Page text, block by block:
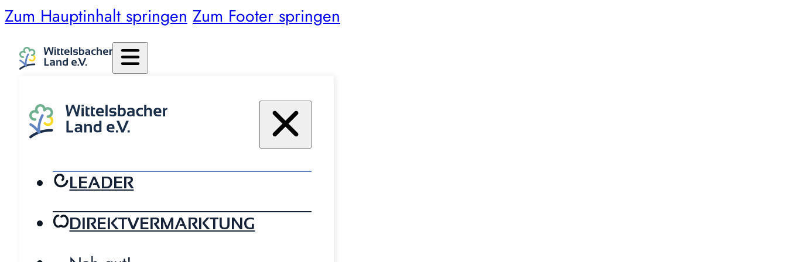
Zum Hauptinhalt springen Zum Footer springen
LEADER
DIREKTVERMARKTUNG